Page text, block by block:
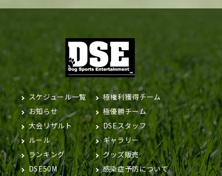
スケジュール一覧
お知らせ
大会リザルト
ルール
ランキング
DSE50M
極権利獲得チーム
極優勝チーム
DSEスタッフ
ギャラリー
グッズ販売
感染症予防について